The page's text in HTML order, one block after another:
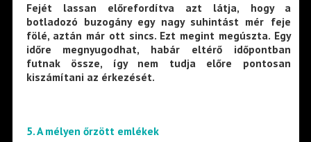
Fejét lassan előrefordítva azt látja, hogy a
botladozó buzogány egy nagy suhintást mér feje
fölé, aztán már ott sincs. Ezt megint megúszta. Egy
időre megnyugodhat, habár eltérő időpontban
futnak össze, így nem tudja előre pontosan
kiszámítani az érkezését.
5. A mélyen őrzött emlékek